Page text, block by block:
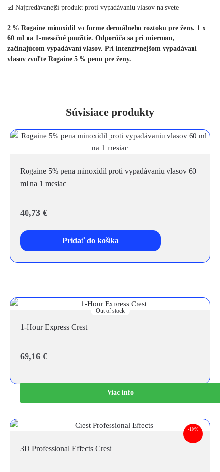
☑️ Najpredávanejší produkt proti vypadávaniu vlasov na svete
2 % Rogaine minoxidil vo forme dermálneho roztoku pre ženy. 1 x
60 ml na 1-mesačné použitie. Odporúča sa pri miernom,
začínajúcom vypadávaní vlasov. Pri intenzívnejšom vypadávaní
vlasov zvoľte Rogaine 5 % penu pre ženy.
Súvisiace produkty
Rogaine 5% pena minoxidil proti vypadávaniu vlasov 60
ml na 1 mesiac
40,73 €
Pridať do košíka
Out of stock
1-Hour Express Crest
69,16 €
Viac info
-10%
3D Professional Effects Crest